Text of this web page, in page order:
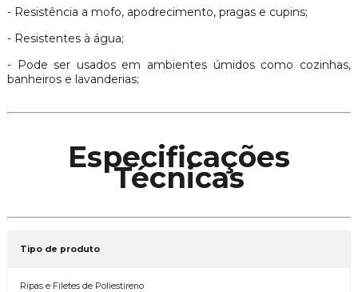
- Resistência a mofo, apodrecimento, pragas e cupins;
- Resistentes à água;
- Pode ser usados em ambientes úmidos como cozinhas,
banheiros e lavanderias;
Especificações
Técnicas
Tipo de produto
Ripas e Filetes de Poliestireno